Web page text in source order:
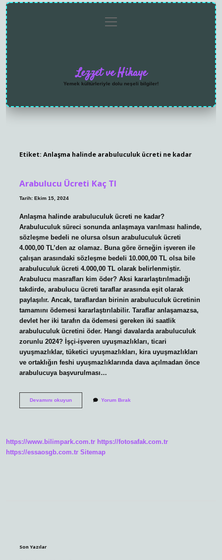
menüyü
aç
Lezzet ve Hikaye
Yemek kültürleriyle dolu neşeli bilgiler!
Etiket: Anlaşma halinde arabuluculuk ücreti ne kadar
Arabulucu Ücreti Kaç Tl
Tarih: Ekim 15, 2024
Anlaşma halinde arabuluculuk ücreti ne kadar?
Arabuluculuk süreci sonunda anlaşmaya varılması halinde,
sözleşme bedeli ne olursa olsun arabuluculuk ücreti
4.000,00 TL’den az olamaz. Buna göre örneğin işveren ile
çalışan arasındaki sözleşme bedeli 10.000,00 TL olsa bile
arabuluculuk ücreti 4.000,00 TL olarak belirlenmiştir.
Arabulucu masrafları kim öder? Aksi kararlaştırılmadığı
takdirde, arabulucu ücreti taraflar arasında eşit olarak
paylaşılır. Ancak, taraflardan birinin arabuluculuk ücretinin
tamamını ödemesi kararlaştırılabilir. Taraflar anlaşamazsa,
devlet her iki tarafın da ödemesi gereken iki saatlik
arabuluculuk ücretini öder. Hangi davalarda arabuluculuk
zorunlu 2024? İşçi-işveren uyuşmazlıkları, ticari
uyuşmazlıklar, tüketici uyuşmazlıkları, kira uyuşmazlıkları
ve ortaklığın feshi uyuşmazlıklarında dava açılmadan önce
arabulucuya başvurulması…
Devamını okuyunArabulucu
Yorum Bırak
https://www.bilimpark.com.tr https://fotosafak.com.tr
https://essaosgb.com.tr Sitemap
Son Yazılar